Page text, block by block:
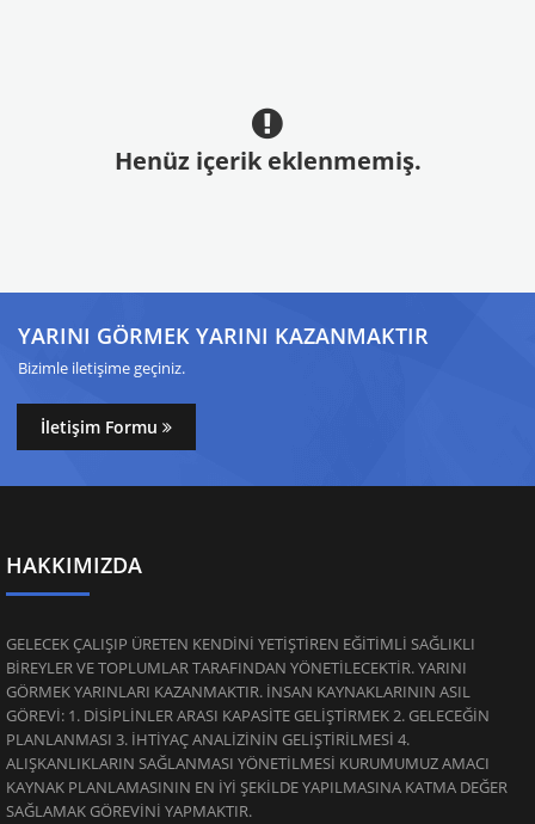
Henüz içerik eklenmemiş.
YARINI GÖRMEK YARINI KAZANMAKTIR
Bizimle iletişime geçiniz.
İletişim Formu
HAKKIMIZDA
GELECEK ÇALIŞIP ÜRETEN KENDİNİ YETİŞTİREN EĞİTİMLİ SAĞLIKLI
BİREYLER VE TOPLUMLAR TARAFINDAN YÖNETİLECEKTİR. YARINI
GÖRMEK YARINLARI KAZANMAKTIR. İNSAN KAYNAKLARININ ASIL
GÖREVİ: 1. DİSİPLİNLER ARASI KAPASİTE GELİŞTİRMEK 2. GELECEĞİN
PLANLANMASI 3. İHTİYAÇ ANALİZİNİN GELİŞTİRİLMESİ 4.
ALIŞKANLIKLARIN SAĞLANMASI YÖNETİLMESİ KURUMUMUZ AMACI
KAYNAK PLANLAMASININ EN İYİ ŞEKİLDE YAPILMASINA KATMA DEĞER
SAĞLAMAK GÖREVİNİ YAPMAKTIR.